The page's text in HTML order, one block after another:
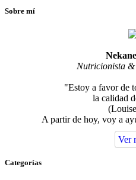
Sobre mí
Nutricionista
"Estoy a favor de
la calidad
A partir de hoy, voy a
Ver
Categorías